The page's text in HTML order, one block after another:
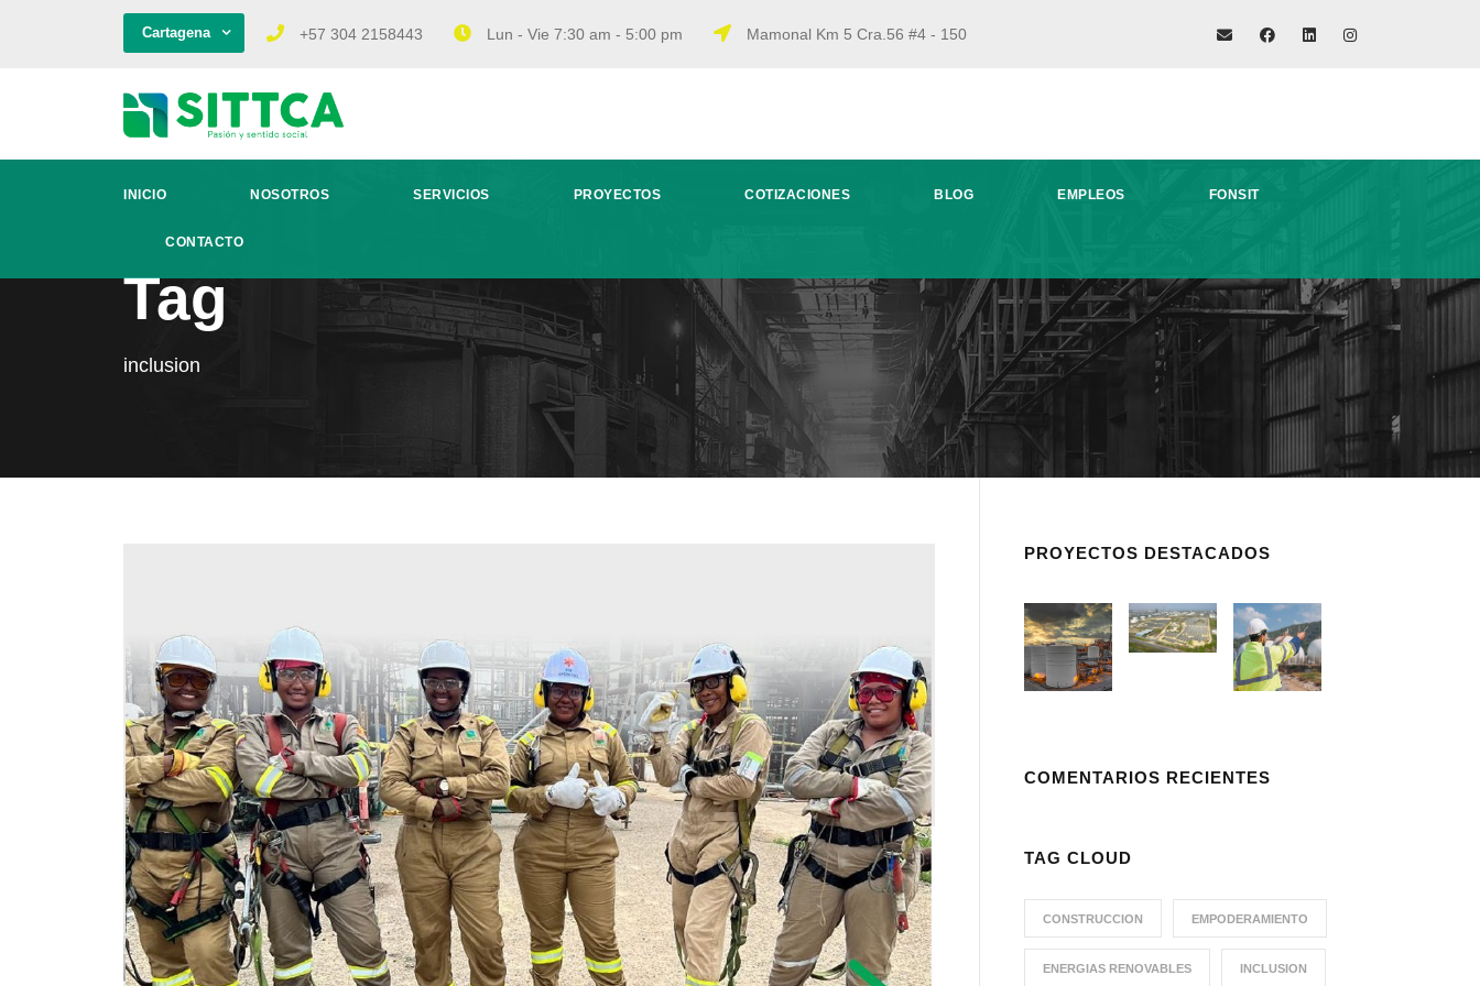
Cartagena +57 304 2158443 Lun - Vie 7:30 am - 5:00 pm Mamonal Km 5 Cra.56 #4 - 150
INICIO NOSOTROS SERVICIOS PROYECTOS COTIZACIONES BLOG EMPLEOS FONSIT
CONTACTO
Tag
inclusion
PROYECTOS DESTACADOS
COMENTARIOS RECIENTES
TAG CLOUD
CONSTRUCCION EMPODERAMIENTO
ENERGIAS RENOVABLES INCLUSION